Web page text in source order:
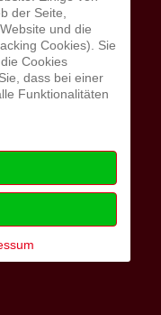
der Seite,
und die
Cookies). Sie
Cookies
dass bei einer
Funktionalitäten